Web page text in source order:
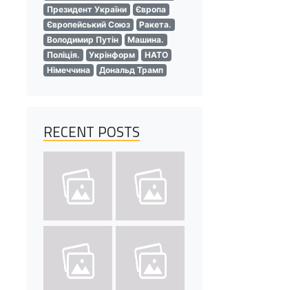
Президент України
Європа
Європейський Союз
Ракета.
Володимир Путін
Машина.
Поліція.
Укрінформ
НАТО
Німеччина
Дональд Трамп
RECENT POSTS